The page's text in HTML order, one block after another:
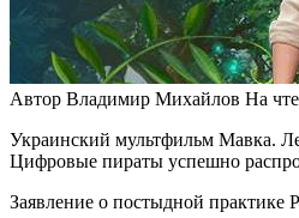
Автор Владимир Михайлов На
Украинский мультфильм Мавка.
Цифровые пираты успешно
Заявление о постыдной практике